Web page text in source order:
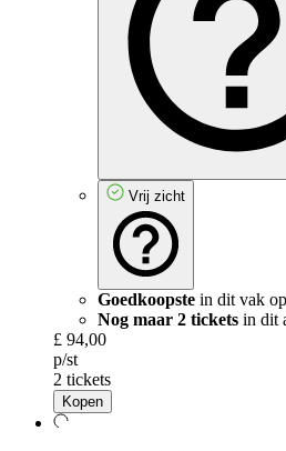
Vrij zicht
Goedkoopste in dit vak
Nog maar 2 tickets in dit
£ 94,00
p/st
2 tickets
Kopen